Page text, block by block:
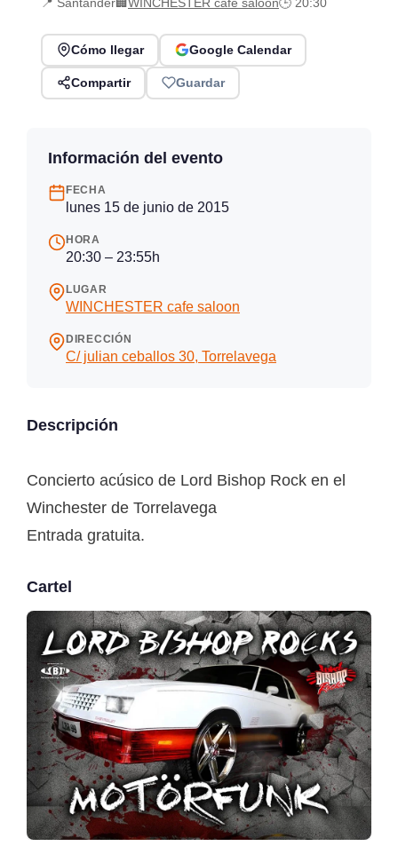
Cómo llegar Google Calendar
Compartir Guardar
Información del evento
FECHA
lunes 15 de junio de 2015
HORA
20:30 – 23:55h
LUGAR
WINCHESTER cafe saloon
DIRECCIÓN
C/ julian ceballos 30, Torrelavega
Descripción
Concierto acúsico de Lord Bishop Rock en el
Winchester de Torrelavega
Entrada gratuita.
Cartel